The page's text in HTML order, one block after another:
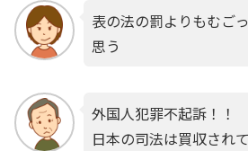
表の法の罰よりもむご
思う
外国人犯罪不起訴！！
日本の司法は買収され